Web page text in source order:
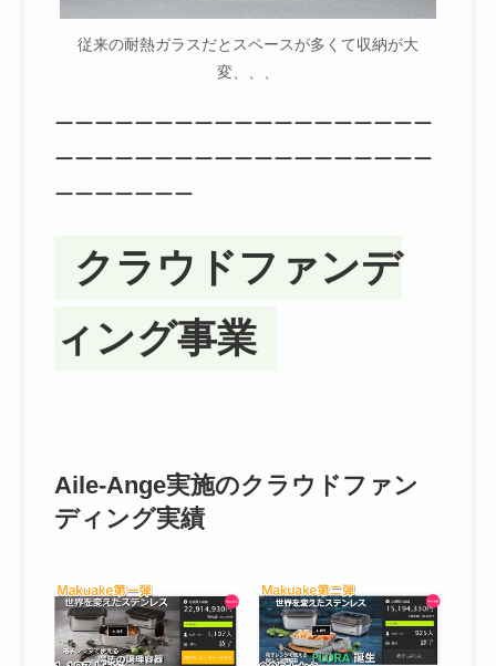
従来の耐熱ガラスだとスペースが多くて収納が大
変、、、
ーーーーーーーーーーーーーーーーーーー
ーーーーーーーーーーーーーーーーーーー
ーーーーーーー
クラウドファンデ
ィング事業
Aile-Ange実施のクラウドファン
ディング実績